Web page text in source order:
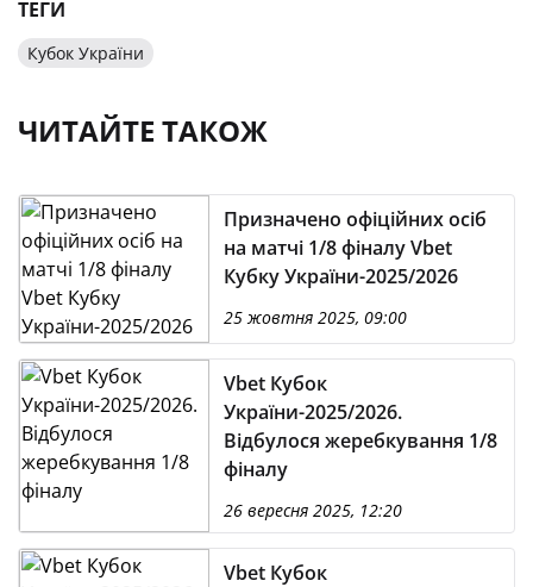
ТЕГИ
Кубок України
ЧИТАЙТЕ ТАКОЖ
Призначено офіційних осіб
на матчі 1/8 фіналу Vbet
Кубку України-2025/2026
25 жовтня 2025, 09:00
Vbet Кубок
України-2025/2026.
Відбулося жеребкування 1/8
фіналу
26 вересня 2025, 12:20
Vbet Кубок